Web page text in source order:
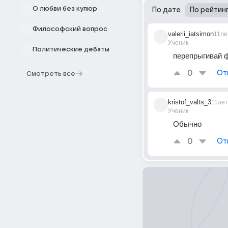
О любви без купюр
Философский вопрос
Политические дебаты
Смотреть все
По дате По
valerii_iatsimon
Ученик
перепрыгивай
0
kristof_valts_3
Ученик
11лет
Обычно
0